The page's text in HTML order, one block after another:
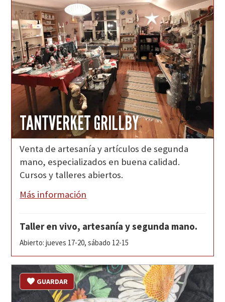
TANTVERKET GRILLBY
Venta de artesanía y artículos de segunda
mano, especializados en buena calidad.
Cursos y talleres abiertos.
Más información
Taller en vivo, artesanía y segunda mano.
Abierto: jueves 17-20, sábado 12-15
GUARDAR